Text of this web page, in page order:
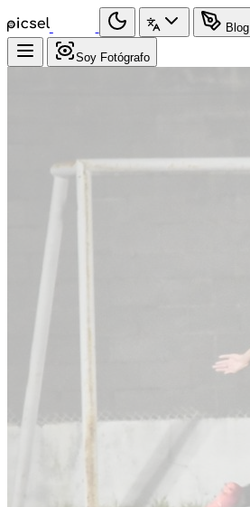
Blog
Soy Fotógrafo